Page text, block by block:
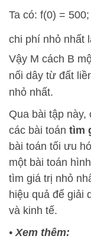
Ta có: f(0) =
chi phí nhỏ nhất
Vậy M cách B
nối dây từ đất
nhỏ nhất.
Qua bài tập này,
các bài toán tìm
bài toán tối ưu
một bài toán
tìm giá trị nhỏ
hiệu quả để giải
và kinh tế.
• Xem thêm: